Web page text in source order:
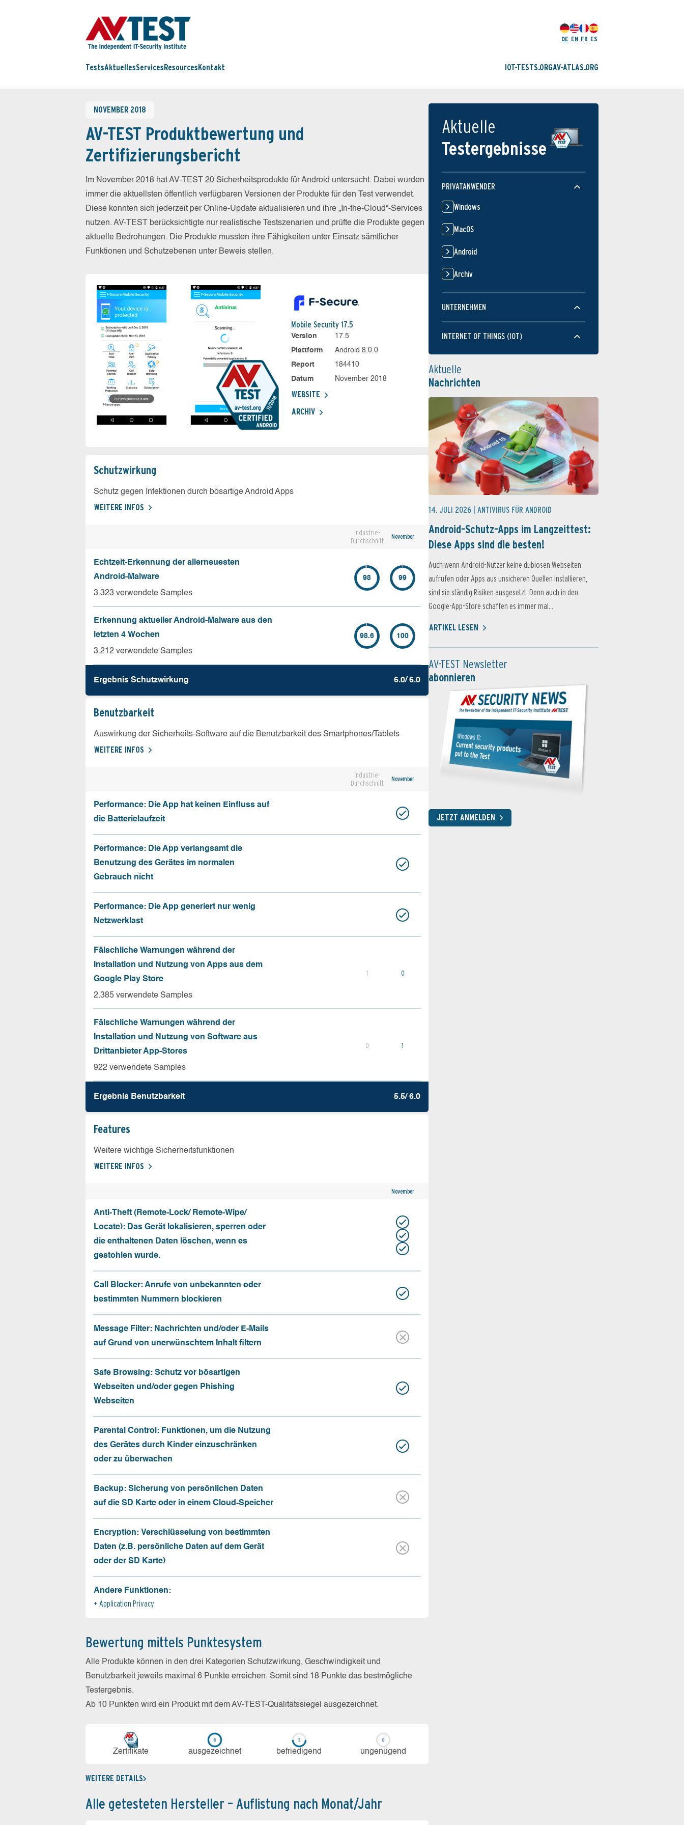
DE EN FR ES
TestsAktuellesServices Resources Kontakt IOT-TESTS.ORGAV-ATLAS.ORG
NOVEMBER 2018
AV-TEST Produktbewertung und
Zertifizierungsbericht
Im November 2018 hat AV-TEST 20 Sicherheitsprodukte für Android untersucht. Dabei wurden
immer die aktuellsten öffentlich verfügbaren Versionen der Produkte für den Test verwendet.
Diese konnten sich jederzeit per Online-Update aktualisieren und ihre „In-the-Cloud“-Services
nutzen. AV-TEST berücksichtigte nur realistische Testszenarien und prüfte die Produkte gegen
aktuelle Bedrohungen. Die Produkte mussten ihre Fähigkeiten unter Einsatz sämtlicher
Funktionen und Schutzebenen unter Beweis stellen.
Mobile Security 17.5
Version
17.5
Plattform
Android 8.0.0
Report
184410
Datum
November 2018
WEBSITE
ARCHIV
Schutz­wirkung
Schutz gegen Infektionen durch bösartige Android Apps
WEITERE INFOS
Industrie-
Durchschnitt
November
Echtzeit-Erkennung der allerneuesten
Android-Malware
3.323 verwendete Samples
98 99
Erkennung aktueller Android-Malware aus den
letzten 4 Wochen
3.212 verwendete Samples
98.6 100
Ergebnis Schutz­wirkung 6.0/ 6.0
Benutz­barkeit
Auswirkung der Sicherheits-Software auf die Benutzbarkeit des Smartphones/Tablets
WEITERE INFOS
Industrie-
Durchschnitt
November
Performance: Die App hat keinen Einfluss auf
die Batterielaufzeit
Performance: Die App verlangsamt die
Benutzung des Gerätes im normalen
Gebrauch nicht
Performance: Die App generiert nur wenig
Netzwerklast
Fälschliche Warnungen während der
Installation und Nutzung von Apps aus dem
Google Play Store
2.385 verwendete Samples
1 0
Fälschliche Warnungen während der
Installation und Nutzung von Software aus
Drittanbieter App-Stores
922 verwendete Samples
0 1
Ergebnis Benutz­barkeit 5.5/ 6.0
Features
Weitere wichtige Sicherheitsfunktionen
WEITERE INFOS
November
Anti-Theft (Remote-Lock/ Remote-Wipe/
Locate): Das Gerät lokalisieren, sperren oder
die enthaltenen Daten löschen, wenn es
gestohlen wurde.
Call Blocker: Anrufe von unbekannten oder
bestimmten Nummern blockieren
Message Filter: Nachrichten und/oder E-Mails
auf Grund von unerwünschtem Inhalt filtern
Safe Browsing: Schutz vor bösartigen
Webseiten und/oder gegen Phishing
Webseiten
Parental Control: Funktionen, um die Nutzung
des Gerätes durch Kinder einzuschränken
oder zu überwachen
Backup: Sicherung von persönlichen Daten
auf die SD Karte oder in einem Cloud-Speicher
Encryption: Verschlüsselung von bestimmten
Daten (z.B. persönliche Daten auf dem Gerät
oder der SD Karte)
Andere Funktionen:
Application Privacy
Bewertung mittels Punktesystem
Alle Produkte können in den drei Kategorien Schutzwirkung, Geschwindigkeit und
Benutzbarkeit jeweils maximal 6 Punkte erreichen. Somit sind 18 Punkte das bestmögliche
Testergebnis.
Ab 10 Punkten wird ein Produkt mit dem AV-TEST-Qualitätssiegel ausgezeichnet.
Zerti­fikate aus­ge­zeich­net be­frie­di­gend un­ge­nü­gend
WEITERE DETAILS
Alle getesteten Hersteller – Auflistung nach Monat/Jahr
Aktuelle
Testergebnisse
PRIVATANWENDER
Windows
MacOS
Android
Archiv
UNTERNEHMEN
INTERNET OF THINGS (IOT)
Aktuelle
Nachrichten
14. JULI 2026 | ANTIVIRUS FÜR ANDROID
Android-Schutz-Apps im Langzeittest:
Diese Apps sind die besten!
Auch wenn Android-Nutzer keine dubiosen Webseiten
aufrufen oder Apps aus unsicheren Quellen installieren,
sind sie ständig Risiken ausgesetzt. Denn auch in den
Google-App-Store schaffen es immer mal...
ARTIKEL LESEN
AV-TEST Newsletter
abonnieren
JETZT ANMELDEN